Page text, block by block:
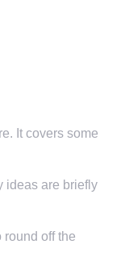
It covers some
ideas are briefly
round off the